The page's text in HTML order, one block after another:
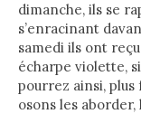
dimanche, ils se
s’enracinant
samedi ils ont
écharpe violette,
pourrez ainsi,
osons les